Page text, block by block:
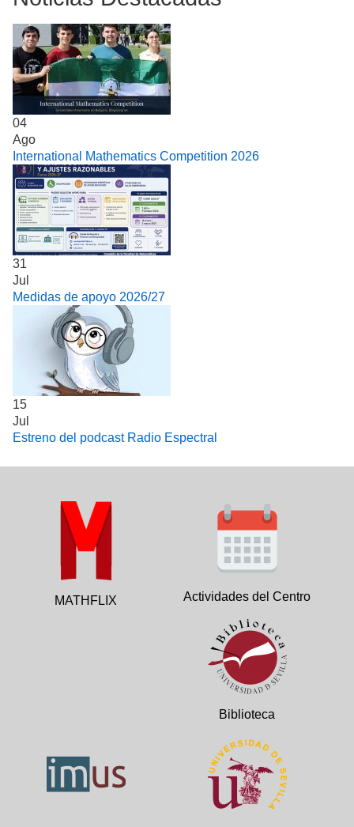
04
Ago
International Mathematics Competition 2026
31
Jul
Medidas de apoyo 2026/27
15
Jul
Estreno del podcast Radio Espectral
MATHFLIX Actividades del Centro
Biblioteca